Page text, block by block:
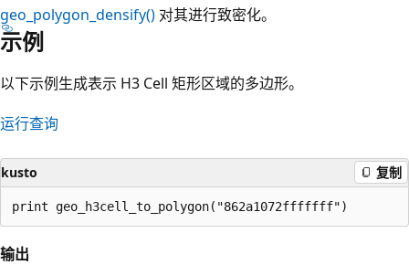
geo_polygon_densify() 对其进行致密化。
示例
以下示例生成表示 H3 Cell 矩形区域的多边形。
运行查询
kusto 复制
输出